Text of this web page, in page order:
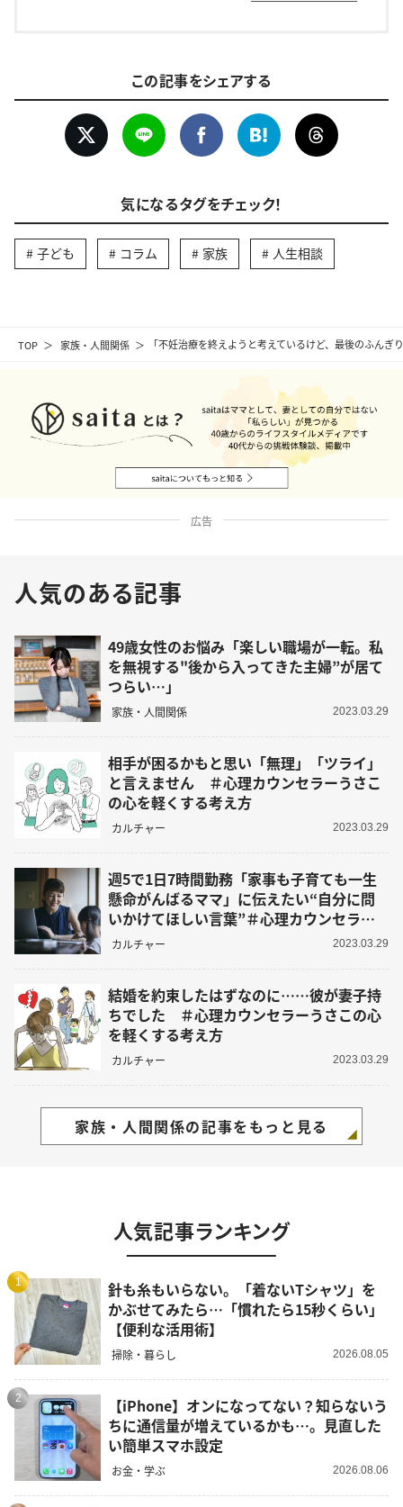
TOP 家族・人間関係 「不妊治療を終えようと考えているけど、最後のふん
この記事をシェアする
気になるタグをチェック！
子ども コラム 家族 人生相談
広告
人気のある記事
49歳女性のお悩み「楽しい職場が一転。私
を無視する"後から入ってきた主婦”が居て
つらい…」
家族・人間関係 2023.03.29
相手が困るかもと思い「無理」「ツライ」
と言えません ＃心理カウンセラーうさこ
の心を軽くする考え方
カルチャー 2023.03.29
週5で1日7時間勤務「家事も子育ても一生
懸命がんばるママ」に伝えたい“自分に問
いかけてほしい言葉”＃心理カウンセラー
うさこの心を軽くする考え方
カルチャー 2023.03.29
結婚を約束したはずなのに……彼が妻子持
ちでした ＃心理カウンセラーうさこの心
を軽くする考え方
カルチャー 2023.03.29
家族・人間関係の記事をもっと見る
人気記事ランキング
1
針も糸もいらない。「着ないTシャツ」を
かぶせてみたら…「慣れたら15秒くらい」
【便利な活用術】
掃除・暮らし 2026.08.05
2
【iPhone】オンになってない？知らないう
ちに通信量が増えているかも…。見直した
い簡単スマホ設定
お金・学ぶ 2026.08.06